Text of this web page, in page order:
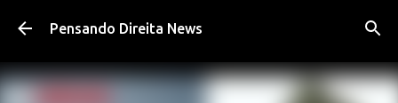
Pular para o conteúdo principal
Pensando Direita News